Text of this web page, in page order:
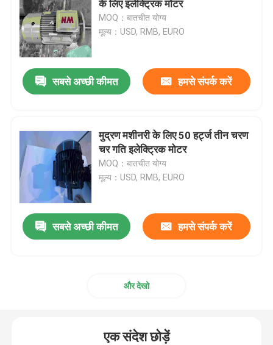
के लिए इलेक्ट्रिक मोटर
MOQ：बातचीत योग्य
मूल्य：USD, RMB, EURO
सबसे अच्छी कीमत हमसे संपर्क करें
मुद्रण मशीनरी के लिए 50 हर्ट्ज तीन चरण
चर गति इलेक्ट्रिक मोटर
MOQ：बातचीत योग्य
मूल्य：USD, RMB, EURO
सबसे अच्छी कीमत हमसे संपर्क करें
और देखो
एक संदेश छोड़ें